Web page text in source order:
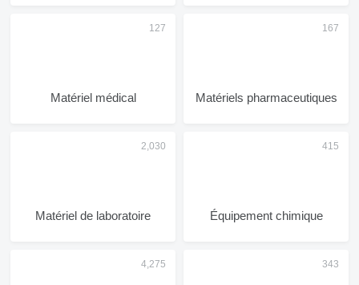
Matériel médical Matériels pharmaceutiques
Matériel de laboratoire Équipement chimique